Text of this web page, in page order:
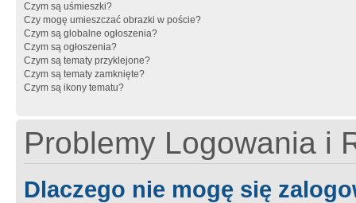
Czym są uśmieszki?
Czy mogę umieszczać obrazki w poście?
Czym są globalne ogłoszenia?
Czym są ogłoszenia?
Czym są tematy przyklejone?
Czym są tematy zamknięte?
Czym są ikony tematu?
Problemy Logowania i
Dlaczego nie mogę się